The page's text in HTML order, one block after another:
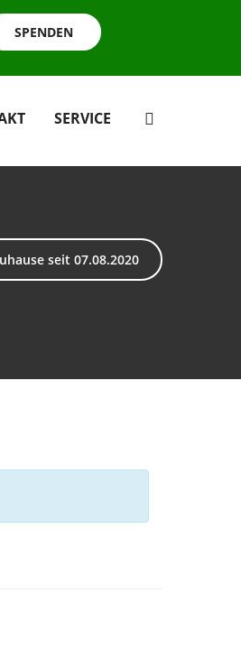
SPENDEN
SERVICE
seit 07.08.2020